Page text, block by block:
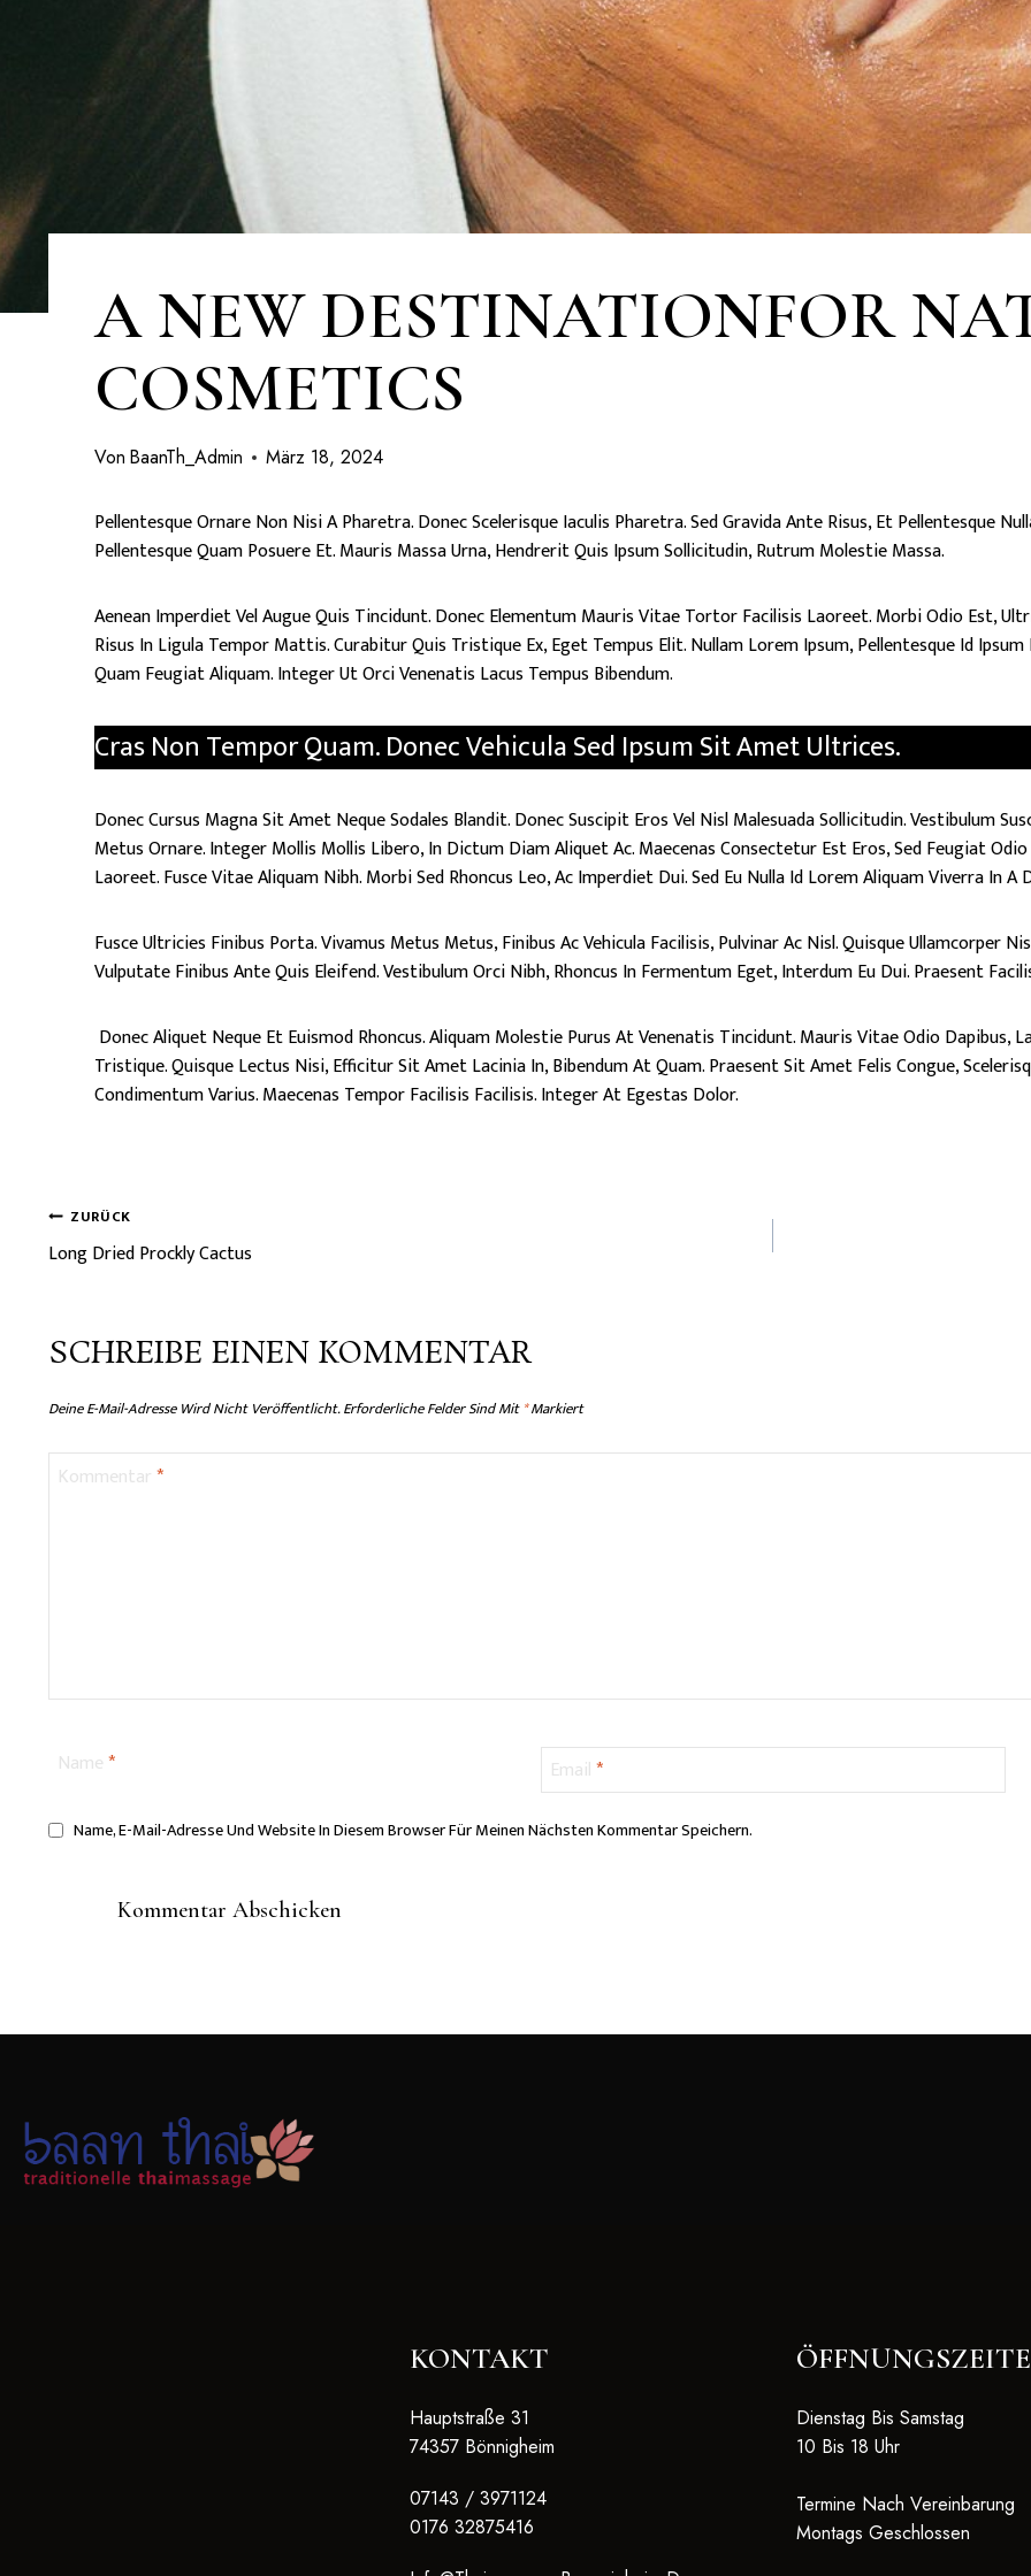
A NEW DESTINATIONFOR
COSMETICS
Von BaanTh_Admin März 18, 2024
Pellentesque Ornare Non Nisi A Pharetra. Donec Scelerisque Iaculis Pharetra. Sed Gravida Ante Risus, Et Pellentesque
Pellentesque Quam Posuere Et. Mauris Massa Urna, Hendrerit Quis Ipsum Sollicitudin, Rutrum Molestie Massa.
Aenean Imperdiet Vel Augue Quis Tincidunt. Donec Elementum Mauris Vitae Tortor Facilisis Laoreet. Morbi Odio Est,
Risus In Ligula Tempor Mattis. Curabitur Quis Tristique Ex, Eget Tempus Elit. Nullam Lorem Ipsum, Pellentesque Id
Quam Feugiat Aliquam. Integer Ut Orci Venenatis Lacus Tempus Bibendum.
Cras Non Tempor Quam. Donec Vehicula Sed Ipsum Sit Amet Ultrices.
Donec Cursus Magna Sit Amet Neque Sodales Blandit. Donec Suscipit Eros Vel Nisl Malesuada Sollicitudin. Vestibulum
Metus Ornare. Integer Mollis Mollis Libero, In Dictum Diam Aliquet Ac. Maecenas Consectetur Est Eros, Sed Feugiat
Laoreet. Fusce Vitae Aliquam Nibh. Morbi Sed Rhoncus Leo, Ac Imperdiet Dui. Sed Eu Nulla Id Lorem Aliquam Viverra In A
Fusce Ultricies Finibus Porta. Vivamus Metus Metus, Finibus Ac Vehicula Facilisis, Pulvinar Ac Nisl. Quisque Ullamcorper
Vulputate Finibus Ante Quis Eleifend. Vestibulum Orci Nibh, Rhoncus In Fermentum Eget, Interdum Eu Dui. Praesent
Donec Aliquet Neque Et Euismod Rhoncus. Aliquam Molestie Purus At Venenatis Tincidunt. Mauris Vitae Odio Dapibus,
Tristique. Quisque Lectus Nisi, Efficitur Sit Amet Lacinia In, Bibendum At Quam. Praesent Sit Amet Felis Congue,
Condimentum Varius. Maecenas Tempor Facilisis Facilisis. Integer At Egestas Dolor.
BEITRAGSNAVIGATION
ZURÜCK
Long Dried Prockly Cactus
SCHREIBE EINEN KOMMENTAR
Deine E-Mail-Adresse Wird Nicht Veröffentlicht.Erforderliche Felder Sind Mit*Markiert
Kommentar*
Name* Email*
Name, E-Mail-Adresse Und Website In Diesem Browser Für Meinen Nächsten Kommentar Speichern.
KONTAKT
Hauptstraße 31
74357 Bönnigheim
07143 / 3971124
0176 32875416
Dienstag Bis Samstag
10 Bis 18 Uhr
Termine Nach Vereinbarung
Montags Geschlossen